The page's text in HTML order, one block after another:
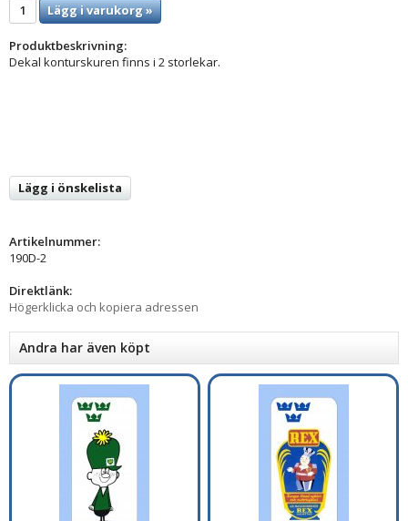
Lägg i varukorg »
Produktbeskrivning:
Dekal konturskuren finns i 2 storlekar.
Lägg i önskelista
Artikelnummer:
190D-2
Direktlänk:
Högerklicka och kopiera adressen
Andra har även köpt